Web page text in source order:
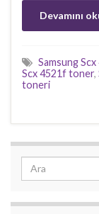
Devamını
Samsung
Scx 4521f toner,
toneri
Search for: